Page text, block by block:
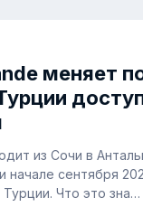
меняет
из Сочи в
начале сентября
Что это зна…